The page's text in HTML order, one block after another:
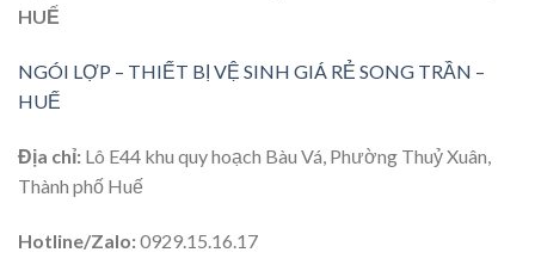
HUẾ
NGÓI LỢP – THIẾT BỊ VỆ SINH GIÁ RẺ SONG TRẦN –
HUẾ
Địa chỉ: Lô E44 khu quy hoạch Bàu Vá, Phường Thuỷ Xuân,
Thành phố Huế
Hotline/Zalo:0929.15.16.17